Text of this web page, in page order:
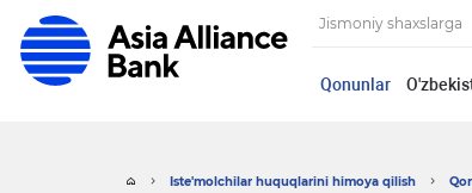
Jismoniy shaxslarga
Qonunlar
Iste'molchilar huquqlarini himoya qilish